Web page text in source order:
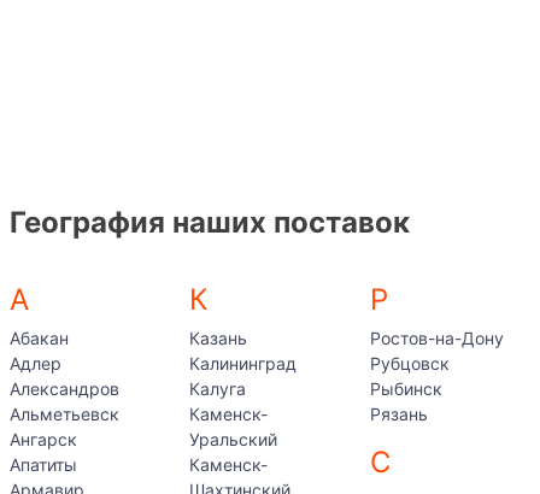
География наших поставок
А
Абакан
Адлер
Александров
Альметьевск
Ангарск
Апатиты
Армавир
К
Казань
Калининград
Калуга
Каменск-
Уральский
Каменск-
Шахтинский
Р
Ростов-на-Дону
Рубцовск
Рыбинск
Рязань
С